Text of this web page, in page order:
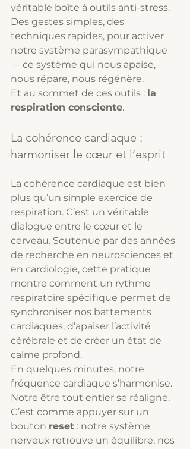
véritable boîte à outils anti-stress.
Des gestes simples, des
techniques rapides, pour activer
notre système parasympathique
— ce système qui nous apaise,
nous répare, nous régénère.
Et au sommet de ces outils : la
respiration consciente.
La cohérence cardiaque :
harmoniser le cœur et l’esprit
La cohérence cardiaque est bien
plus qu’un simple exercice de
respiration. C’est un véritable
dialogue entre le cœur et le
cerveau. Soutenue par des années
de recherche en neurosciences et
en cardiologie, cette pratique
montre comment un rythme
respiratoire spécifique permet de
synchroniser nos battements
cardiaques, d’apaiser l’activité
cérébrale et de créer un état de
calme profond.
En quelques minutes, notre
fréquence cardiaque s’harmonise.
Notre être tout entier se réaligne.
C’est comme appuyer sur un
bouton reset : notre système
nerveux retrouve un équilibre, nos